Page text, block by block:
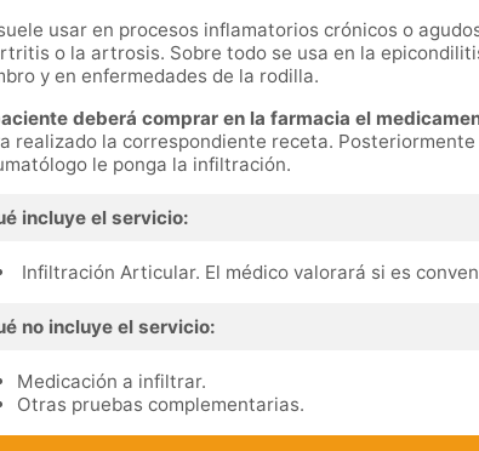
usar en procesos inflamatorios crónicos o
o la artrosis. Sobre todo se usa en la
y en enfermedades de la rodilla.
deberá comprar en la farmacia el
realizado la correspondiente receta.
le ponga la infiltración.
incluye el servicio:
Infiltración Articular. El médico valorará si es
no incluye el servicio:
Medicación a infiltrar.
Otras pruebas complementarias.